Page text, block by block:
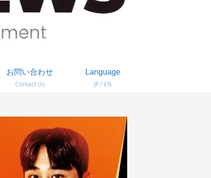
お問い合わせ
Contact Us
Language
JP / EN